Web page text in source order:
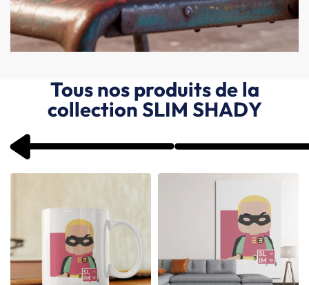
Tous nos produits de la
collection SLIM SHADY